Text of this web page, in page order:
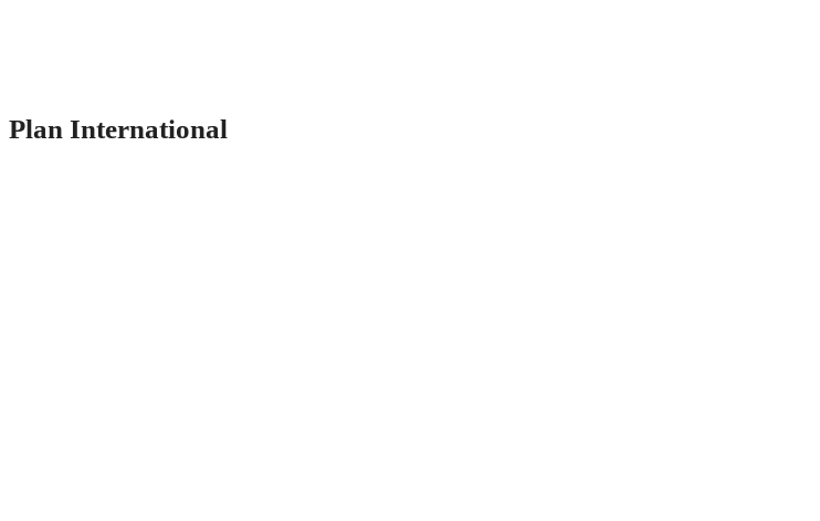
Plan International